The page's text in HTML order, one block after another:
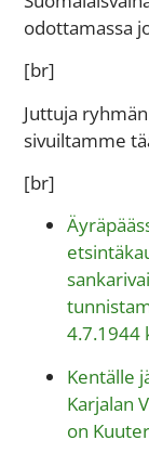
odottamassa
[br]
Juttuja
sivuiltamme
[br]
4.7.1944
Kentälle
Karjalan
on